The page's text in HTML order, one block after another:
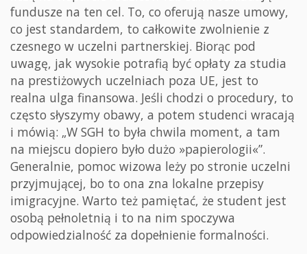
fundusze na ten cel. To, co oferują nasze umowy,
co jest standardem, to całkowite zwolnienie z
czesnego w uczelni partnerskiej. Biorąc pod
uwagę, jak wysokie potrafią być opłaty za studia
na prestiżowych uczelniach poza UE, jest to
realna ulga finansowa. Jeśli chodzi o procedury, to
często słyszymy obawy, a potem studenci wracają
i mówią: „W SGH to była chwila moment, a tam
na miejscu dopiero było dużo »papierologii«”.
Generalnie, pomoc wizowa leży po stronie uczelni
przyjmującej, bo to ona zna lokalne przepisy
imigracyjne. Warto też pamiętać, że student jest
osobą pełnoletnią i to na nim spoczywa
odpowiedzialność za dopełnienie formalności.